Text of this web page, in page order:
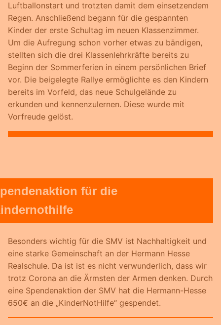
Luftballonstart und trotzten damit dem einsetzendem
Regen. Anschließend begann für die gespannten
Kinder der erste Schultag im neuen Klassenzimmer.
Um die Aufregung schon vorher etwas zu bändigen,
stellten sich die drei Klassenlehrkräfte bereits zu
Beginn der Sommerferien in einem persönlichen Brief
vor. Die beigelegte Rallye ermöglichte es den Kindern
bereits im Vorfeld, das neue Schulgelände zu
erkunden und kennenzulernen. Diese wurde mit
Vorfreude gelöst.
für die
Besonders wichtig für die SMV ist Nachhaltigkeit und
eine starke Gemeinschaft an der Hermann Hesse
Realschule. Da ist ist es nicht verwunderlich, dass wir
trotz Corona an die Ärmsten der Armen denken. Durch
eine Spendenaktion der SMV hat die Hermann-Hesse
650€ an die „KinderNotHilfe“ gespendet.